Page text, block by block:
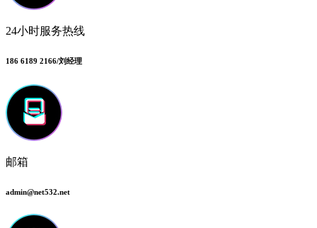
24小时服务热线
186 6189 2166/刘经理
邮箱
admin@net532.net